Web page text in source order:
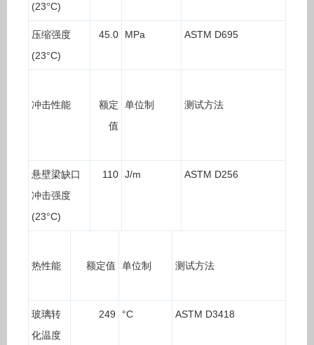
(23°C)
压缩强度
(23°C)
45.0 MPa ASTM D695
冲击性能
额定
值
单位制 测试方法
悬壁梁缺口
冲击强度
(23°C)
110 J/m ASTM D256
热性能 额定值 单位制 测试方法
玻璃转
化温度
249 °C ASTM D3418